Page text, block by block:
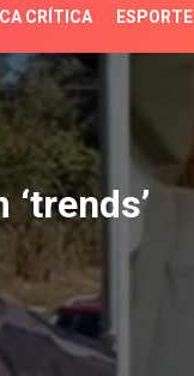
CRÍTICA ESPORTE